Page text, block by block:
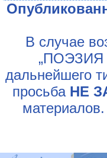
В случае
„ПОЭЗИЯ
дальнейшего
просьба НЕ